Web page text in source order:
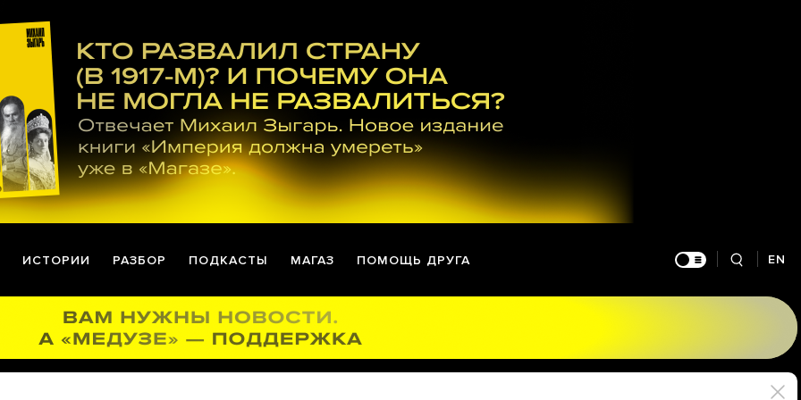
ИСТОРИИ РАЗБОР ПОДКАСТЫ МАГАЗ ПОМОЩЬ ДРУГА EN